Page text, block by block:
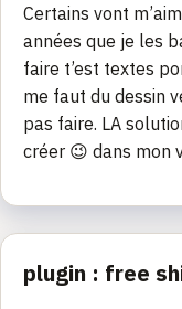
Certains vont
années que je les
faire t’est textes
me faut du dessin
pas faire. LA
créer 😉 dans mon
plugin : free